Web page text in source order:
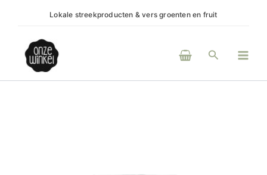
inhoud
Lokale streekproducten & vers groenten en fruit
Zoeken